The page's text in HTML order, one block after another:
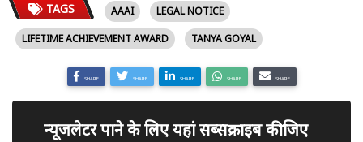
TAGS AAAI
LEGAL NOTICE
LIFETIME ACHIEVEMENT AWARD
TANYA GOYAL
SHARE SHARE SHARE SHARE SHARE
न्यूजलेटर पाने के लिए यहां सब्सक्राइब कीजिए